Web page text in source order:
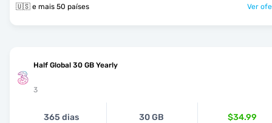
🇺🇸 e mais 50 países Ver
Half Global 30 GB Yearly
3
365 dias 30 GB $34.99